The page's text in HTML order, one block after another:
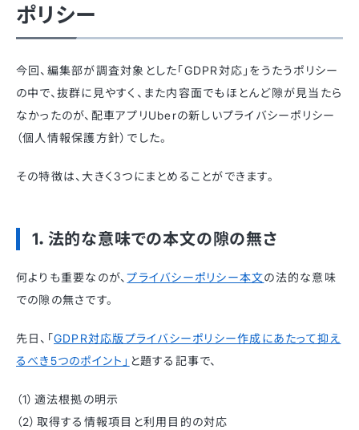
ポリシー
今回、編集部が調査対象とした「GDPR対応」をうたうポリシー
の中で、抜群に見やすく、また内容面でもほとんど隙が見当たら
なかったのが、配車アプリUberの新しいプライバシーポリシー
（個人情報保護方針）でした。
その特徴は、大きく3つにまとめることができます。
1．法的な意味での本文の隙の無さ
何よりも重要なのが、プライバシーポリシー本文の法的な意味
での隙の無さです。
先日、「GDPR対応版プライバシーポリシー作成にあたって抑え
るべき5つのポイント」 と題する記事で、
（1）適法根拠の明示
（2）取得する情報項目と利用目的の対応